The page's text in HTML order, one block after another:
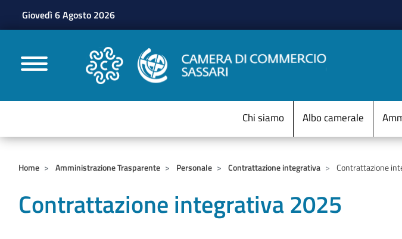
Giovedì 6 Agosto 2026
CAMERE DI COMMERCIO D'ITALIA
Chi siamo Albo camerale
Home Amministrazione Trasparente Personale Contrattazione integrativa Contrattazione
Contrattazione integrativa 2025